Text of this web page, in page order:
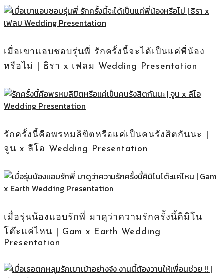
เมื่อเขาแอบชอบรุ่นพี่ รักครั้งนี้จะได้เป็นแค่พี่น้อง
หรือไม่ | ธิรา x เฟลม Wedding Presentation
รักครั้งนี้คือพรหมลิขิตหรือแค่เป็นคนรังสิตกันนะ |
จูน x ลีโอ Wedding Presentation
เมื่อรุ่นน้องแอบรักพี่ มาดูว่าความรักครั้งนี้คิมิโน
โต๊ะแค่ไหน | Gam x Earth Wedding
Presentation